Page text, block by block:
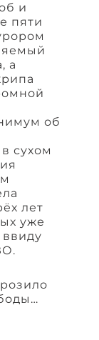
и
пяти
а
об
сухом
лет
уже